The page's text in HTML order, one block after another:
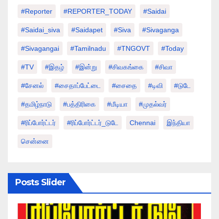
#Reporter #REPORTER_TODAY #saidai
#saidai_siva #saidapet #Siva #Sivaganga
#sivagangai #tamilnadu #TNGOVT #today
#TV #இதழ் #இன்று #சிவகங்கை #சிவா
#சேனல் #சைதாப்பேட்டை #சைதை #டிவி #டுடே
#தமிழ்நாடு #பத்திரிகை #மீடியா #முதல்வர்
#ரிப்போர்ட்டர் #ரிப்போர்ட்டர்_டுடே Chennai இந்தியா
சென்னை
Posts Slider